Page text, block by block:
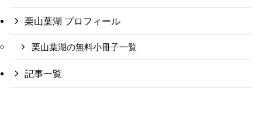
栗山葉湖 プロフィール
栗山葉湖の無料小冊子一覧
記事一覧